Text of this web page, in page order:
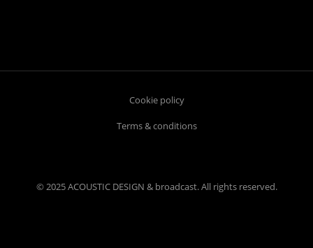
© 2025 ACOUSTIC DESIGN & broadcast. All rights reserved.
Cookie policy
Terms & conditions